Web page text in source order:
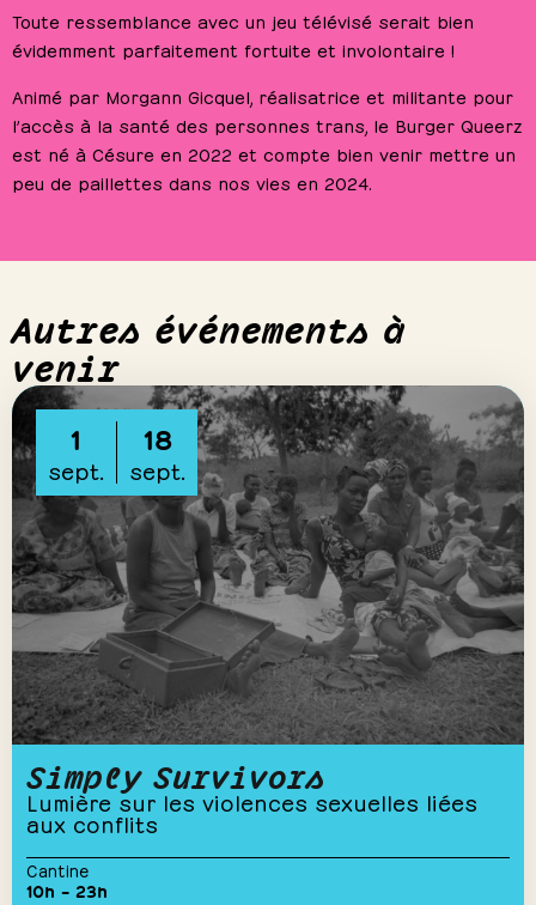
Toute ressemblance avec un jeu télévisé serait bien
évidemment parfaitement fortuite et involontaire !
Animé par Morgann Gicquel, réalisatrice et militante pour
l’accès à la santé des personnes trans, le Burger Queerz
est né à Césure en 2022 et compte bien venir mettre un
peu de paillettes dans nos vies en 2024.
Autres événements à
venir
1
sept.
18
sept.
Simply Survivors
Lumière sur les violences sexuelles liées
aux conflits
Cantine
10h – 23h